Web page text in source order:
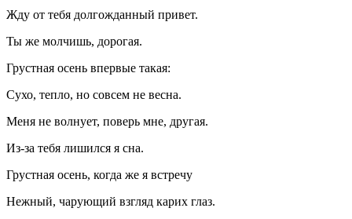
Жду от тебя долгожданный привет.
Ты же молчишь, дорогая.
Грустная осень впервые такая:
Сухо, тепло, но совсем не весна.
Меня не волнует, поверь мне, другая.
Из-за тебя лишился я сна.
Грустная осень, когда же я встречу
Нежный, чарующий взгляд карих глаз.